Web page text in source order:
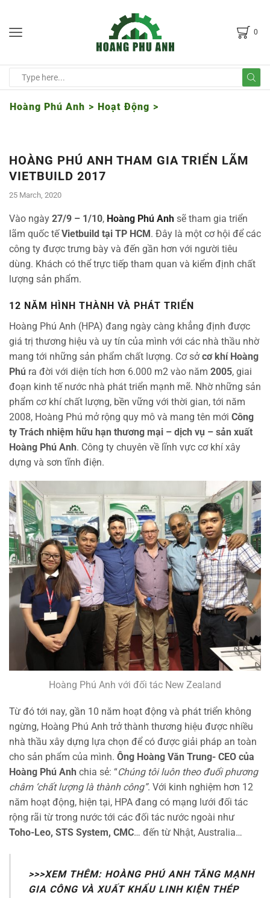
0
Hoàng Phú Anh > Hoạt Động >
HOÀNG PHÚ ANH THAM GIA TRIỂN LÃM
VIETBUILD 2017
25 March, 2020
Vào ngày 27/9 – 1/10, Hoàng Phú Anh sẽ tham gia triển
lãm quốc tếVietbuild tại TP HCM. Đây là một cơ hội để các
công ty được trưng bày và đến gần hơn với người tiêu
dùng. Khách có thể trực tiếp tham quan và kiểm định chất
lượng sản phẩm.
12 NĂM HÌNH THÀNH VÀ PHÁT TRIỂN
Hoàng Phú Anh (HPA) đang ngày càng khẳng định được
giá trị thương hiệu và uy tín của mình với các nhà thầu nhờ
mang tới những sản phẩm chất lượng. Cơ sởcơ khí Hoàng
Phú ra đời với diện tích hơn 6.000 m2 vào năm 2005, giai
đoạn kinh tế nước nhà phát triển mạnh mẽ. Nhờ những sản
phẩm cơ khí chất lượng, bền vững với thời gian, tới năm
2008, Hoàng Phú mở rộng quy mô và mang tên mới Công
ty Trách nhiệm hữu hạn thương mại – dịch vụ – sản xuất
Hoàng Phú Anh. Công ty chuyên về lĩnh vực cơ khí xây
dựng và sơn tĩnh điện.
Hoàng Phú Anh với đối tác New Zealand
Từ đó tới nay, gần 10 năm hoạt động và phát triển không
ngừng, Hoàng Phú Anh trở thành thương hiệu được nhiều
nhà thầu xây dựng lựa chọn để có được giải pháp an toàn
cho sản phẩm của mình. Ông Hoàng Văn Trung- CEO của
Hoàng Phú Anh chia sẻ: “Chúng tôi luôn theo đuổi phương
châm ‘chất lượng là thành công”. Với kinh nghiệm hơn 12
năm hoạt động, hiện tại, HPA đang có mạng lưới đối tác
rộng rãi từ trong nước tới các đối tác nước ngoài như
Toho-Leo, STS System, CMC… đến từ Nhật, Australia…
>>>XEM THÊM: HOÀNG PHÚ ANH TĂNG MẠNH
GIA CÔNG VÀ XUẤT KHẨU LINH KIỆN THÉP